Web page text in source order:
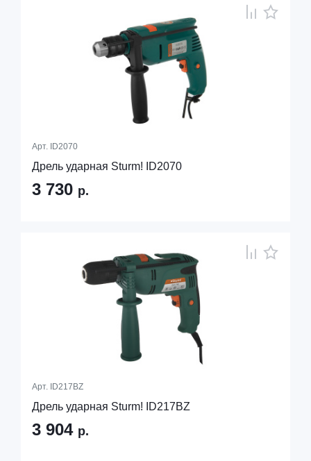
Арт. ID2070
Дрель ударная Sturm! ID2070
3 730 р.
Арт. ID217BZ
Дрель ударная Sturm! ID217BZ
3 904 р.